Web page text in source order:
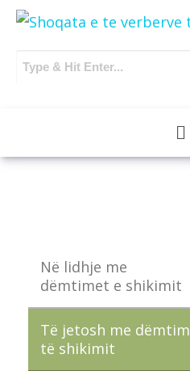
Në lidhje me
dëmtimet e shikimit
Të jetosh me dëmtim
të shikimit